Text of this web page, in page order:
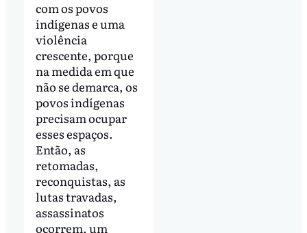
com os povos
indígenas e uma
violência
crescente, porque
na medida em que
não se demarca, os
povos indígenas
precisam ocupar
esses espaços.
Então, as
retomadas,
reconquistas, as
lutas travadas,
assassinatos
ocorrem, um